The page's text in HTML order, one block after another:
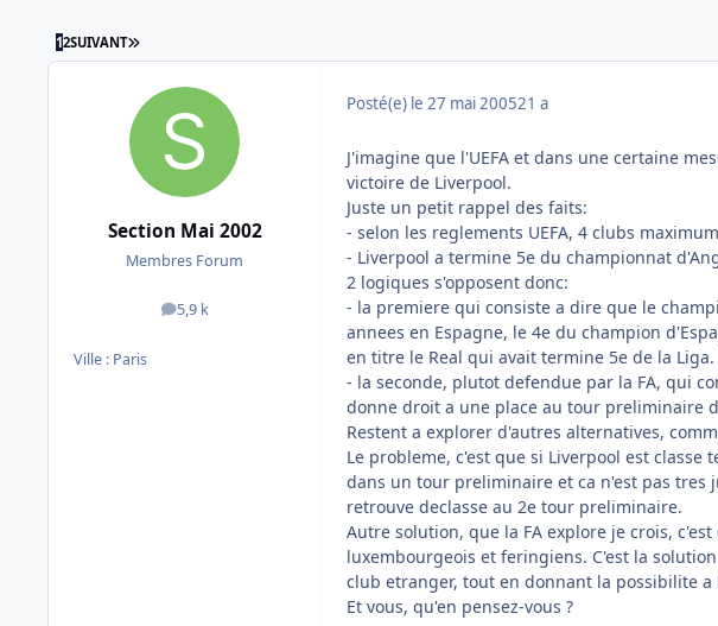
12SUIVANT DERNIÈRE PAGE
Section Mai 2002
Membres Forum
5,9 k
messages
Ville : Paris
Posté(e) le 27 mai 200521 a
J'imagine que l'UEFA et dans une certaine
victoire de Liverpool.
Juste un petit rappel des faits:
- selon les reglements UEFA, 4 clubs
- Liverpool a termine 5e du championnat
2 logiques s'opposent donc:
- la premiere qui consiste a dire que le
annees en Espagne, le 4e du champion
en titre le Real qui avait termine 5e de la Liga.
- la seconde, plutot defendue par la FA, qui
donne droit a une place au tour preliminaire
Restent a explorer d'autres alternatives,
Le probleme, c'est que si Liverpool est
dans un tour preliminaire et ca n'est pas
retrouve declasse au 2e tour preliminaire.
Autre solution, que la FA explore je crois,
luxembourgeois et feringiens. C'est la
club etranger, tout en donnant la possibilite
Et vous, qu'en pensez-vous ?